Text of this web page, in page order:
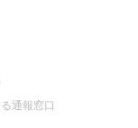
通報窓⼝